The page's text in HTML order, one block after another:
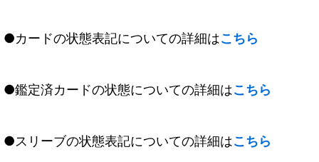
●カードの状態表記についての詳細はこちら
●鑑定済カードの状態についての詳細はこちら
●スリーブの状態表記についての詳細はこちら